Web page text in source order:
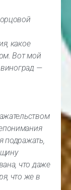
какое
Вот мой
виноград —
подражать,
что даже
что же в